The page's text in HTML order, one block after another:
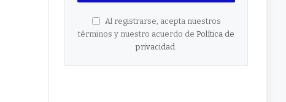
Al registrarse, acepta nuestros
términos y nuestro acuerdo de Política de
privacidad.